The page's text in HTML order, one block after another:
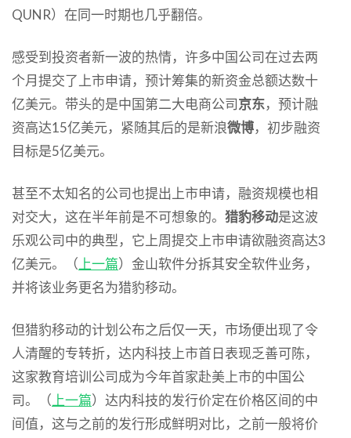
QUNR）在同一时期也几乎翻倍。
感受到投资者新一波的热情，许多中国公司在过去两
个月提交了上市申请，预计筹集的新资金总额达数十
亿美元。带头的是中国第二大电商公司京东，预计融
资高达15亿美元，紧随其后的是新浪微博，初步融资
目标是5亿美元。
甚至不太知名的公司也提出上市申请，融资规模也相
对交大，这在半年前是不可想象的。 猎豹移动是这波
乐观公司中的典型，它上周提交上市申请欲融资高达3
亿美元。（ 上一篇）金山软件分拆其安全软件业务，
并将该业务更名为猎豹移动。
但猎豹移动的计划公布之后仅一天，市场便出现了令
人清醒的专转折，达内科技上市首日表现乏善可陈，
这家教育培训公司成为今年首家赴美上市的中国公
司。（ 上一篇）达内科技的发行价定在价格区间的中
间值，这与之前的发行形成鲜明对比，之前一般将价